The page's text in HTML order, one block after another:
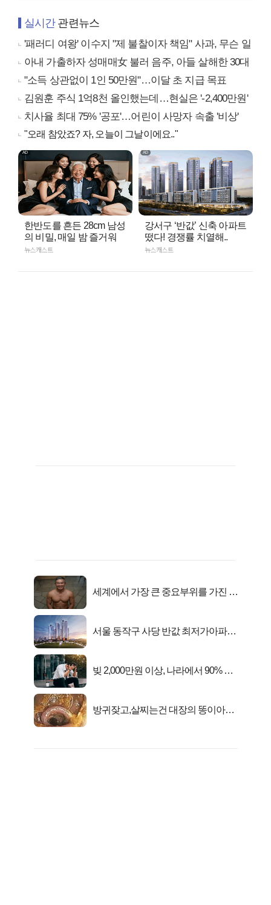
실시간관련뉴스
'패러디 여왕' 이수지 "제 불찰이자 책임" 사과, 무슨 일
아내 가출하자 성매매女 불러 음주, 아들 살해한 30대
"소득 상관없이 1인 50만원"…이달 초 지급 목표
김원훈 주식 1억8천 올인했는데…현실은 '-2,400만원'
치사율 최대 75% '공포'…어린이 사망자 속출 '비상'
"오래 참았죠? 자, 오늘이 그날이에요.."
한반도를 흔든 28cm 남성
의 비밀, 매일 밤 즐거워
뉴스캐스트
강서구 ‘반값’ 신축 아파트
떴다! 경쟁률 치열해..
뉴스캐스트
세계에서 가장 큰 중요부위를 가진 남
서울 동작구 사당 반값 최저가아파트
빚 2,000만원 이상, 나라에서 90% 갚
방귀잦고,살찌는건 대장의 똥이아니